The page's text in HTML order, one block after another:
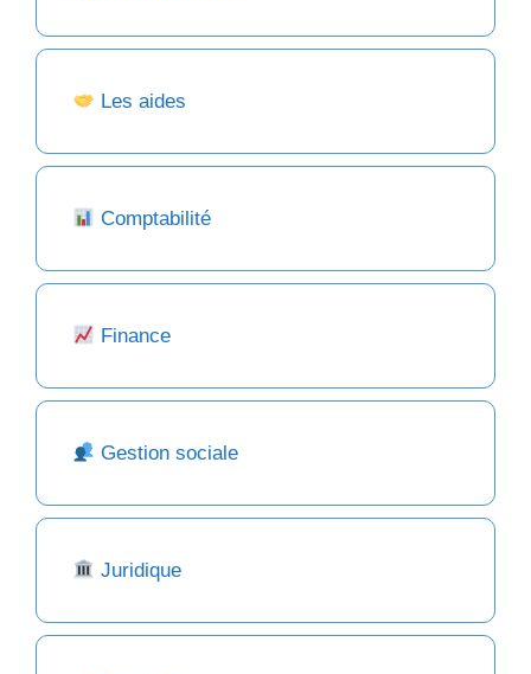
Les aides
Comptabilité
Finance
Gestion sociale
Juridique